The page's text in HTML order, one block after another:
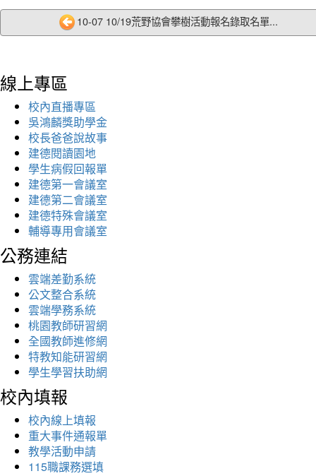
10-07 10/19荒野協會攀樹活動報名錄取名單...
線上專區
校內直播專區
吳鴻麟獎助學金
校長爸爸說故事
建德閱讀園地
學生病假回報單
建德第一會議室
建德第二會議室
建德特殊會議室
輔導專用會議室
公務連結
雲端差勤系統
公文整合系統
雲端學務系統
桃園教師研習網
全國教師進修網
特教知能研習網
學生學習扶助網
校內填報
校內線上填報
重大事件通報單
教學活動申請
115職課務選填